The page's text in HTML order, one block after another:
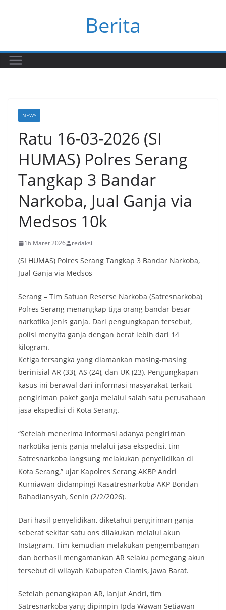
Berita
NEWS
Ratu 16-03-2026 (SI
HUMAS) Polres Serang
Tangkap 3 Bandar
Narkoba, Jual Ganja via
Medsos 10k
16 Maret 2026 redaksi
(SI HUMAS) Polres Serang Tangkap 3 Bandar Narkoba,
Jual Ganja via Medsos
Serang – Tim Satuan Reserse Narkoba (Satresnarkoba)
Polres Serang menangkap tiga orang bandar besar
narkotika jenis ganja. Dari pengungkapan tersebut,
polisi menyita ganja dengan berat lebih dari 14
kilogram.
Ketiga tersangka yang diamankan masing-masing
berinisial AR (33), AS (24), dan UK (23). Pengungkapan
kasus ini berawal dari informasi masyarakat terkait
pengiriman paket ganja melalui salah satu perusahaan
jasa ekspedisi di Kota Serang.
“Setelah menerima informasi adanya pengiriman
narkotika jenis ganja melalui jasa ekspedisi, tim
Satresnarkoba langsung melakukan penyelidikan di
Kota Serang,” ujar Kapolres Serang AKBP Andri
Kurniawan didampingi Kasatresnarkoba AKP Bondan
Rahadiansyah, Senin (2/2/2026).
Dari hasil penyelidikan, diketahui pengiriman ganja
seberat sekitar satu ons dilakukan melalui akun
Instagram. Tim kemudian melakukan pengembangan
dan berhasil mengamankan AR selaku pemegang akun
tersebut di wilayah Kabupaten Ciamis, Jawa Barat.
Setelah penangkapan AR, lanjut Andri, tim
Satresnarkoba yang dipimpin Ipda Wawan Setiawan